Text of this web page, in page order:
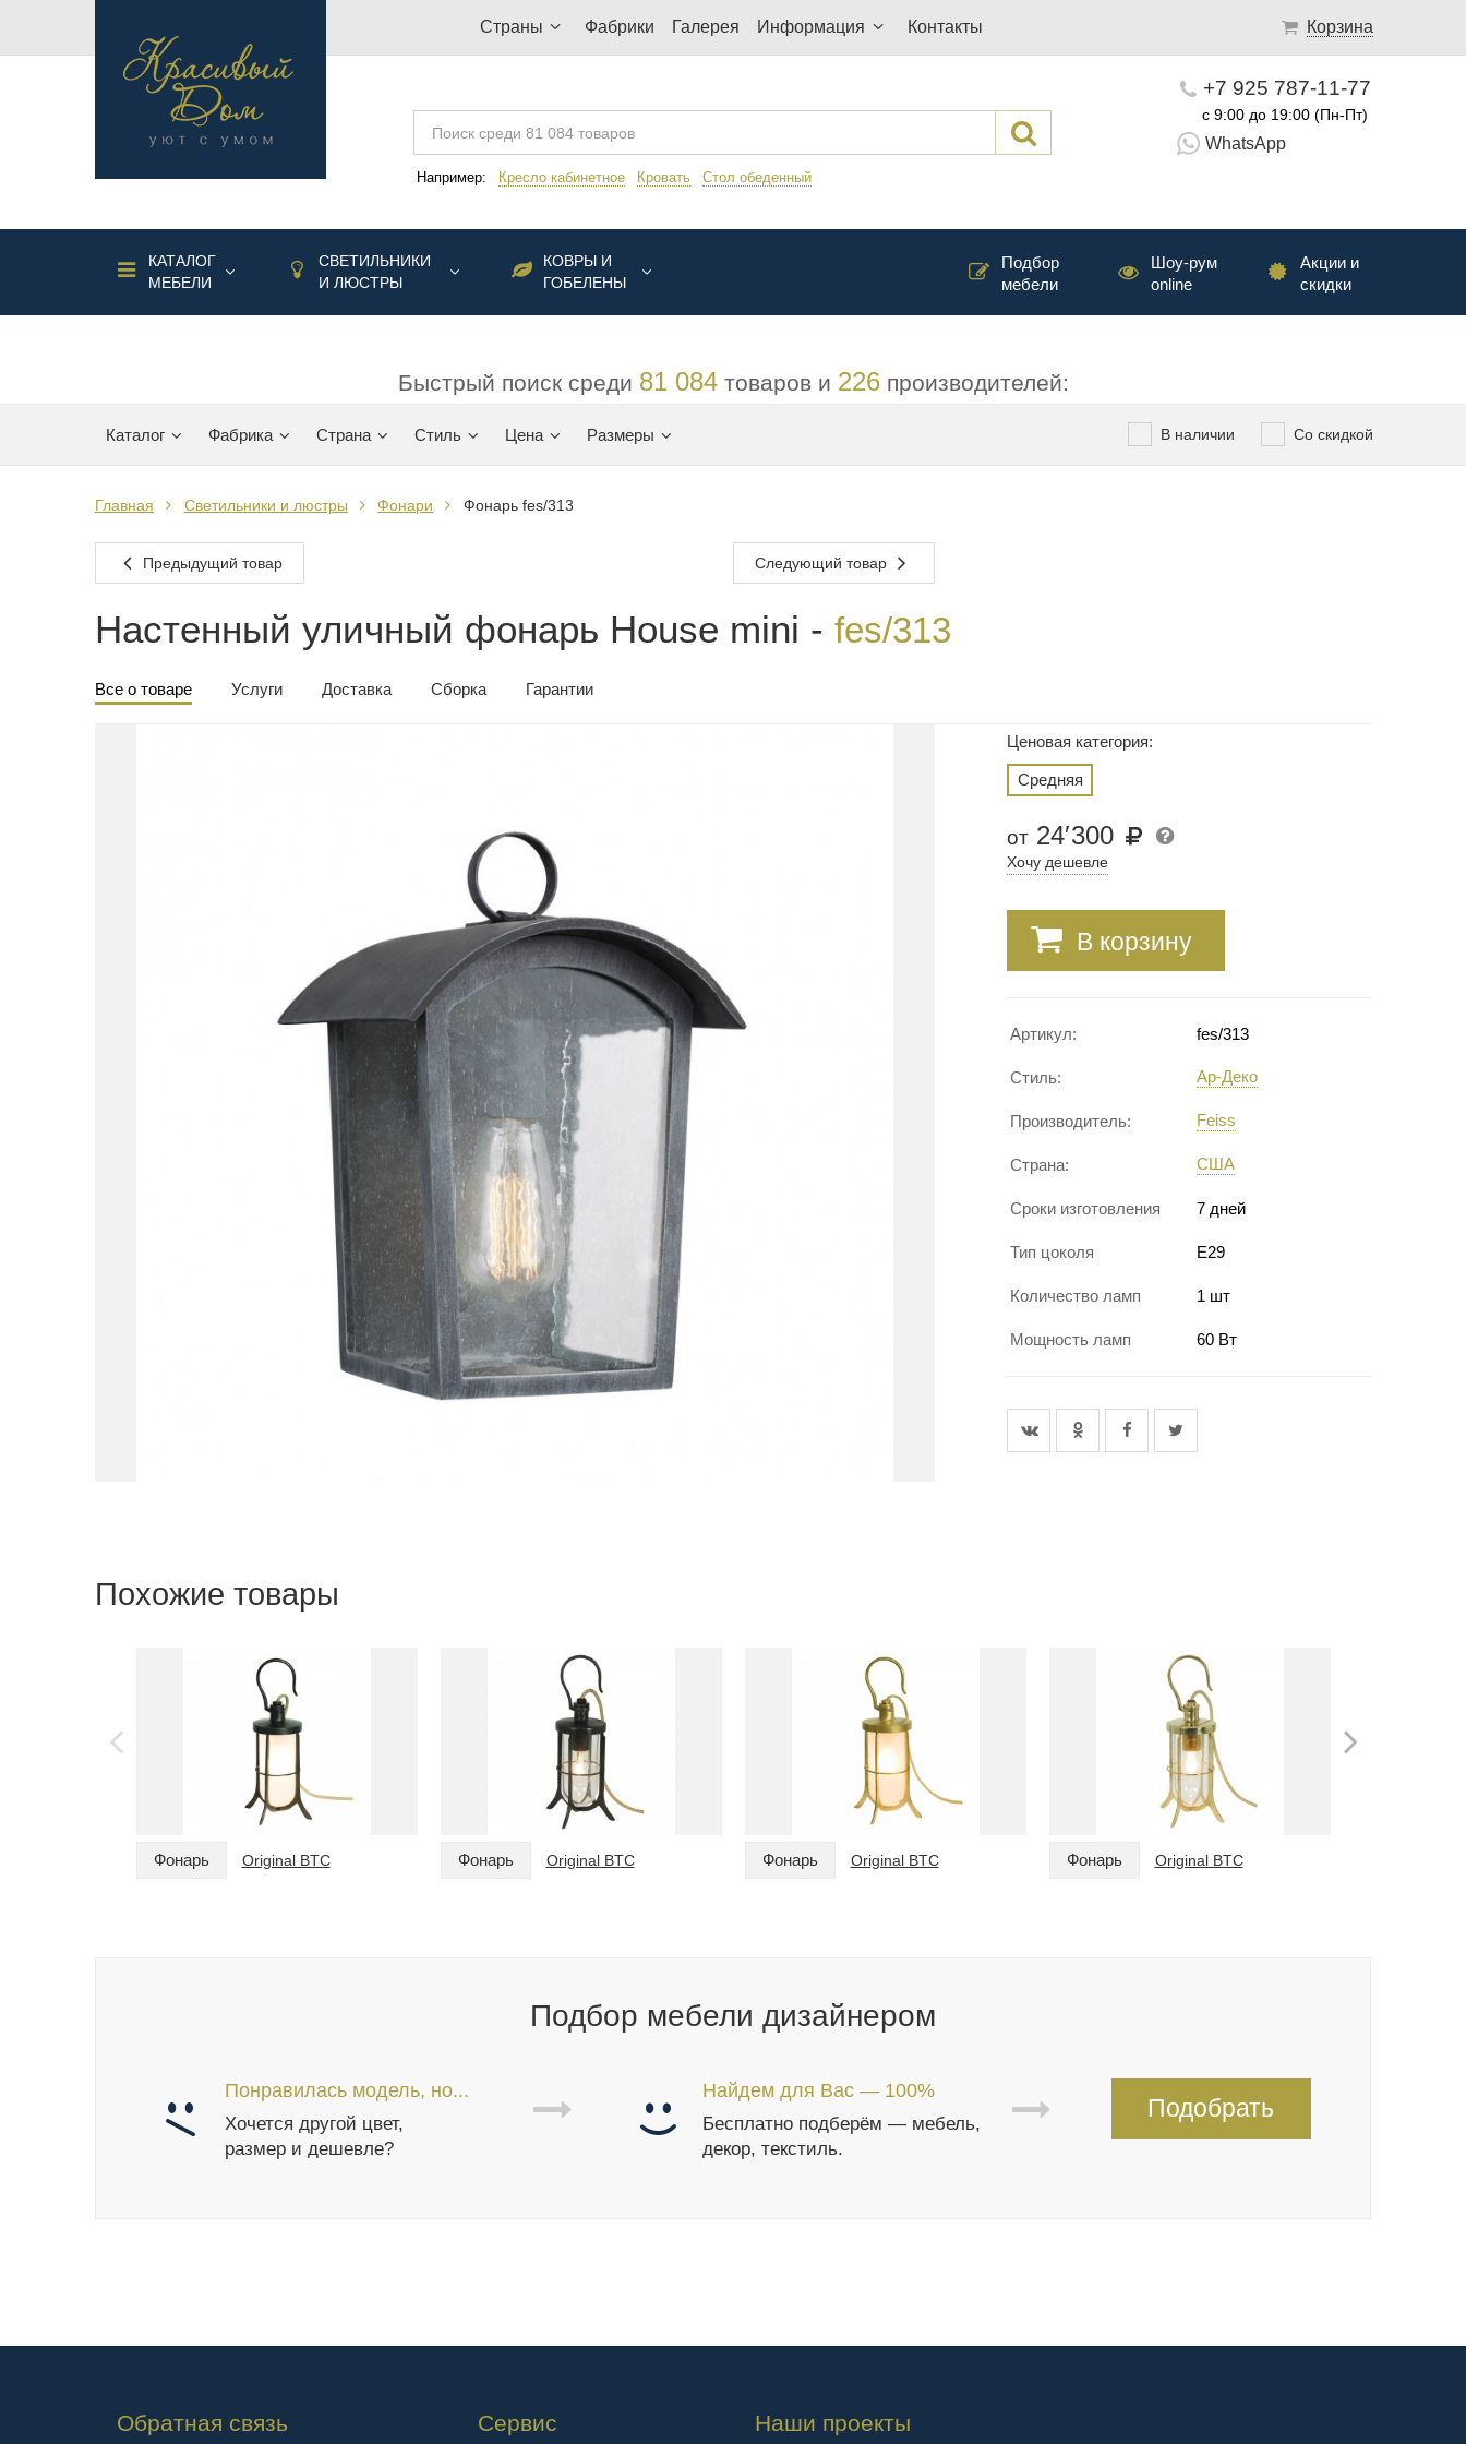
Страны Фабрики Галерея Информация Контакты Корзина
Например: Кресло кабинетное Кровать Стол обеденный
+7 925 787-11-77
с 9:00 до 19:00 (Пн-Пт)
WhatsApp
КАТАЛОГ
МЕБЕЛИ
СВЕТИЛЬНИКИ
И ЛЮСТРЫ
КОВРЫ И
ГОБЕЛЕНЫ
Акции и
скидки
Шоу-рум
online
Подбор
мебели
Быстрый поиск среди 81 084товаров и 226производителей:
Каталог Фабрика Страна Стиль Цена Размеры Со скидкой
В наличии
Главная Светильники и люстры Фонари Фонарь fes/313
Предыдущий товар Следующий товар
Настенный уличный фонарь House mini - fes/313
Все о товаре Услуги Доставка Сборка Гарантии
Ценовая категория:
Средняя
от 24′300
Хочу дешевле
В корзину
Артикул: fes/313
Стиль: Ар-Деко
Производитель: Feiss
Страна: США
Сроки изготовления 7 дней
Тип цоколя Е29
Количество ламп 1 шт
Мощность ламп 60 Вт
Похожие товары
Фонарь Original BTC Фонарь Original BTC Фонарь Original BTC Фонарь Original BTC
Подбор мебели дизайнером
Понравилась модель, но...
Хочется другой цвет,
размер и дешевле?
Найдем для Вас — 100%
Бесплатно подберём — мебель,
декор, текстиль.
Подобрать
Обратная связь Сервис Наши проекты